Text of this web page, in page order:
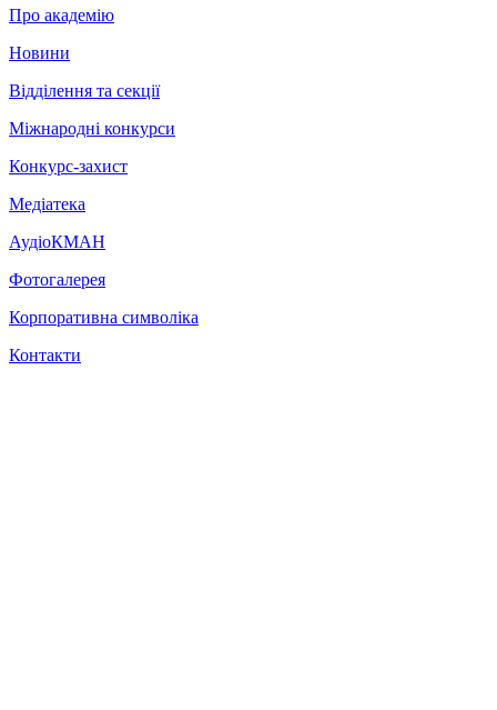
Про академію
Новини
Відділення та секції
Міжнародні конкурси
Конкурс-захист
Медіатека
АудіоКМАН
Фотогалерея
Корпоративна символіка
Контакти